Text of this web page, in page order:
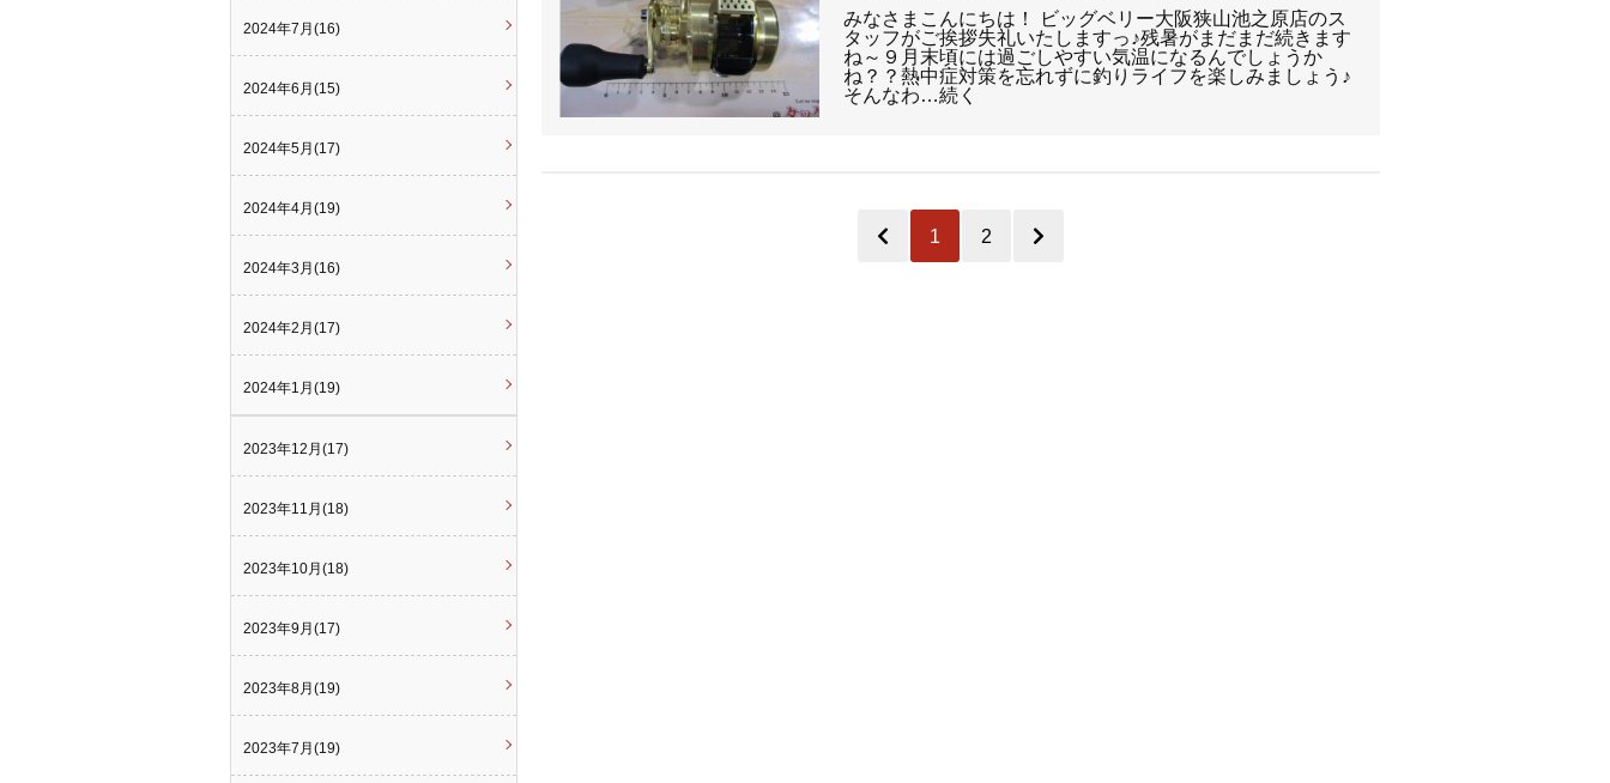
みなさまこんにちは！ ビッグベリー大阪狭山池之原店のス
タッフがご挨拶失礼いたしますっ♪残暑がまだまだ続きます
ね～９月末頃には過ごしやすい気温になるんでしょうか
ね？？熱中症対策を忘れずに釣りライフを楽しみましょう♪
そんなわ…続く
1 2
2024年7月(16)
2024年6月(15)
2024年5月(17)
2024年4月(19)
2024年3月(16)
2024年2月(17)
2024年1月(19)
2023年12月(17)
2023年11月(18)
2023年10月(18)
2023年9月(17)
2023年8月(19)
2023年7月(19)